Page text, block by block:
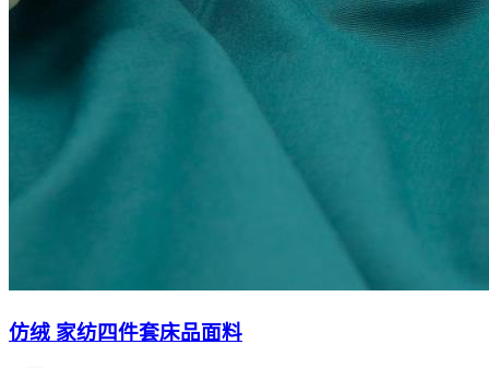
仿绒 家纺四件套床品面料